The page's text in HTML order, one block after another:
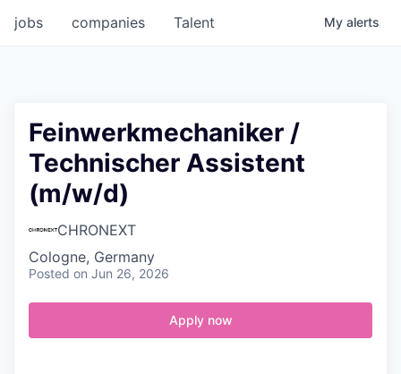
jobs companies Talent My alerts
Feinwerkmechaniker /
Technischer Assistent
(m/w/d)
CHRONEXT
Cologne, Germany
Posted on Jun 26, 2026
Apply now